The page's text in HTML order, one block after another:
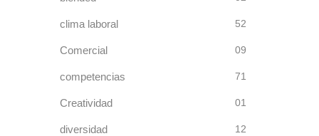
clima laboral 52
Comercial 09
competencias 71
Creatividad 01
diversidad 12